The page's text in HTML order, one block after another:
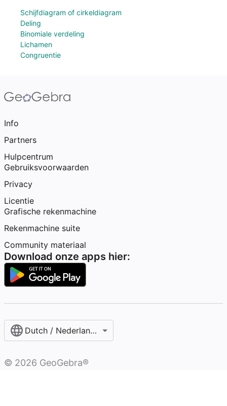
Schijfdiagram of cirkeldiagram
Deling
Binomiale verdeling
Lichamen
Congruentie
Info
Partners
Hulpcentrum
Gebruiksvoorwaarden
Privacy
Licentie
Grafische rekenmachine
Rekenmachine suite
Community materiaal
Download onze apps hier:
Dutch / Nederlands‎ (België)‎
© 2026 GeoGebra®